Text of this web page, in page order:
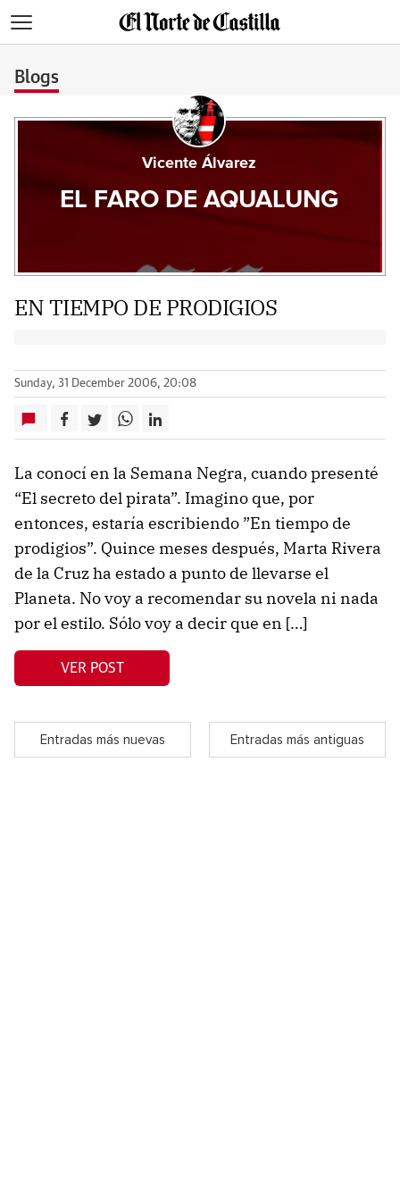
Blogs
Vicente Álvarez
EL FARO DE AQUALUNG
EN TIEMPO DE PRODIGIOS
Sunday, 31 December 2006, 20:08
La conocí en la Semana Negra, cuando presenté
“El secreto del pirata”. Imagino que, por
entonces, estaría escribiendo ”En tiempo de
prodigios”. Quince meses después, Marta Rivera
de la Cruz ha estado a punto de llevarse el
Planeta. No voy a recomendar su novela ni nada
por el estilo. Sólo voy a decir que en […]
VER POST
Entradas más nuevas Entradas más antiguas